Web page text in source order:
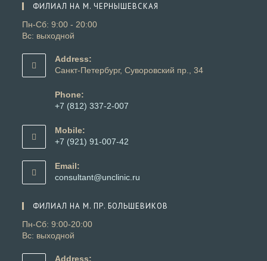
вкладке
ФИЛИАЛ НА М. ЧЕРНЫШЕВСКАЯ
Пн-Сб: 9:00 - 20:00
Вс: выходной
Address:
Санкт-Петербург, Суворовский пр., 34
Phone:
+7 (812) 337-2-007
в
вашем
Mobile:
+7 (921) 91-007-42
в
вашем
Email:
consultant@unclinic.ru
приложении
ФИЛИАЛ НА М. ПР. БОЛЬШЕВИКОВ
Пн-Сб: 9:00-20:00
Вс: выходной
Address: